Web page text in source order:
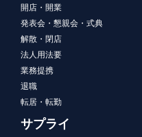
開店・開業
発表会・懇親会・式典
解散・閉店
法人用法要
業務提携
退職
転居・転勤
サプライ